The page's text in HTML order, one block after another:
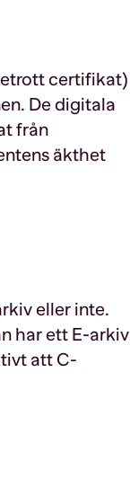
certifikat)
De digitala
från
äkthet
eller inte.
har ett E-arkiv
att C-